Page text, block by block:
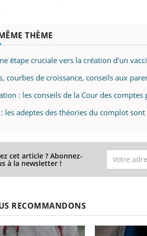
THÈME
étape cruciale vers la création d'un
courbes de croissance, conseils aux
: les conseils de la Cour des
: les adeptes des théories du complot
cet article ? Abonnez-
à la newsletter !
RECOMMANDONS